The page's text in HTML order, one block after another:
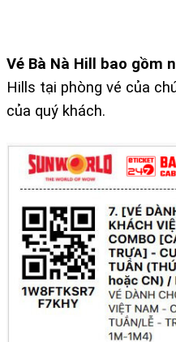
Vé Bà Nà Hill bao gồm
Hills tại phòng vé của
của quý khách.